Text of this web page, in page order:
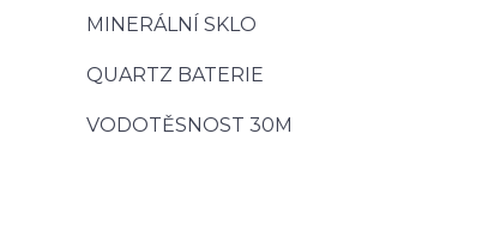
MINERÁLNÍ SKLO
QUARTZ BATERIE
VODOTĚSNOST 30M